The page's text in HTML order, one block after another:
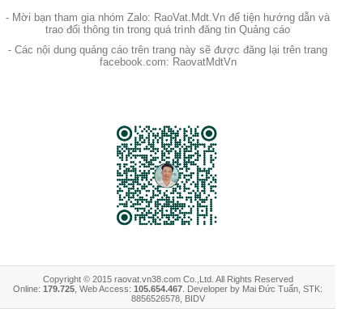
- Mời bạn tham gia nhóm Zalo: RaoVat.Mdt.Vn để tiện hướng dẫn và
trao đổi thông tin trong quá trình đăng tin Quảng cáo
- Các nội dung quảng cáo trên trang này sẽ được đăng lại trên trang
facebook.com: RaovatMdtVn
Copyright © 2015 raovat.vn38.com Co.,Ltd. All Rights Reserved
Online: 179.725 , Web Access: 105.654.467 . Developer by Mai Đức Tuấn, STK:
8856526578, BIDV